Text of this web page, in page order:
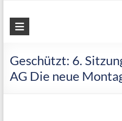
AWF
wirtschaftliche
Fertigung
Geschützt: 6.
AG Die neue